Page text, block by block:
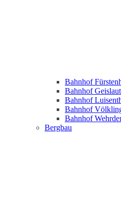
Bahnhof
Bahnhof
Bahnhof
Bahnhof
Bahnhof
Bergbau